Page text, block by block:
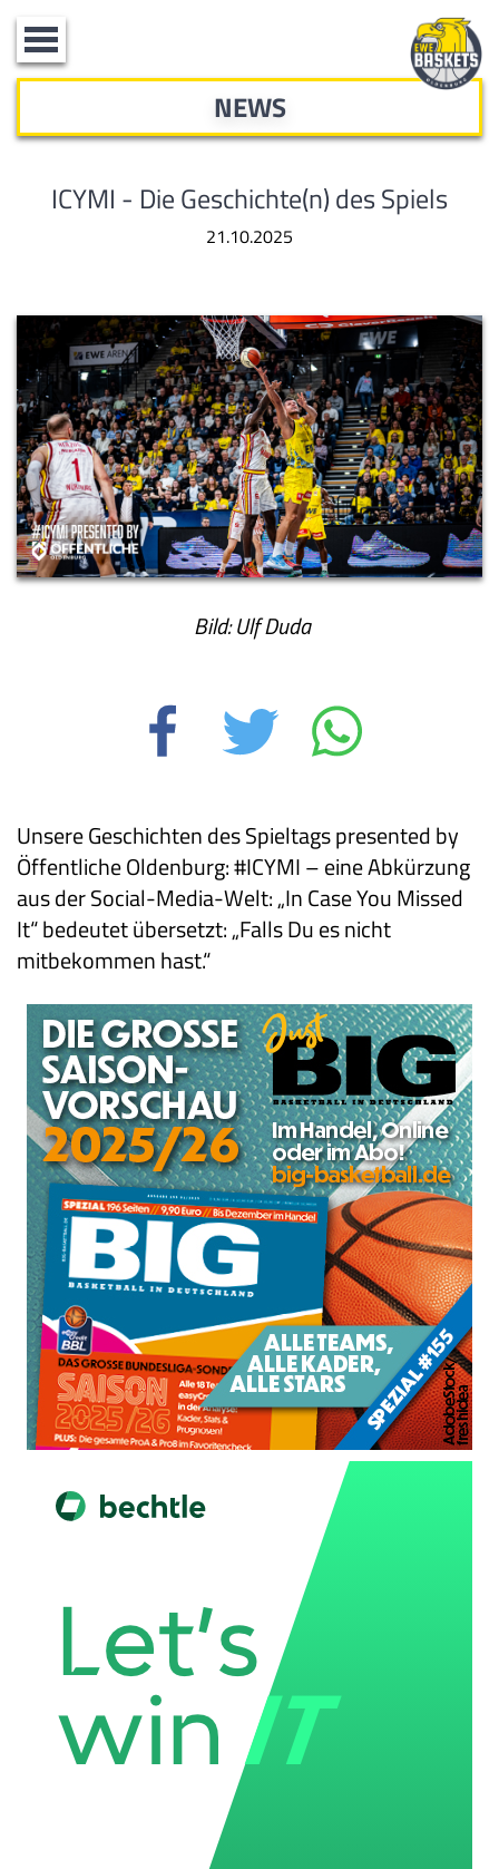
Toggle
navigation
NEWS
ICYMI - Die Geschichte(n) des Spiels
21.10.2025
Bild: Ulf Duda
Unsere Geschichten des Spieltags presented by
Öffentliche Oldenburg: #ICYMI – eine Abkürzung
aus der Social-Media-Welt: „In Case You Missed
It“ bedeutet übersetzt: „Falls Du es nicht
mitbekommen hast.“